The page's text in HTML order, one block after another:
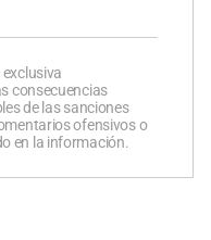
consecuencias
de las sanciones
ofensivos o
en la información.